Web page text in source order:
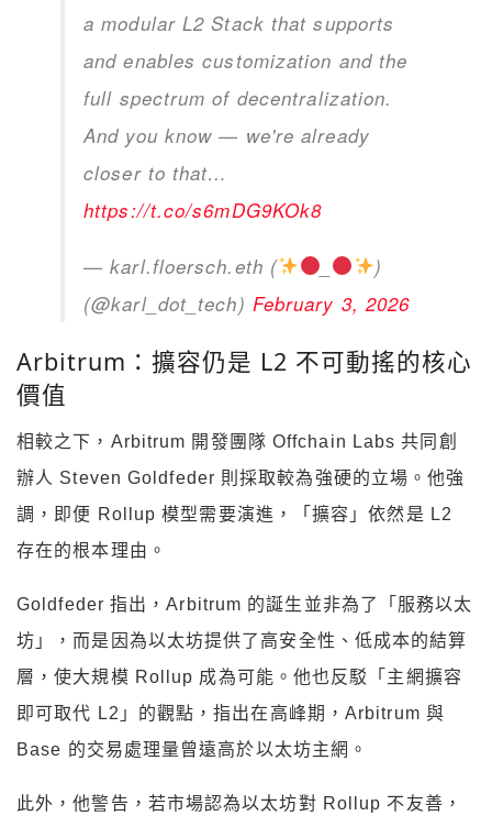
a modular L2 Stack that supports
and enables customization and the
full spectrum of decentralization.
And you know — we're already
closer to that…
https://t.co/s6mDG9KOk8
— karl.floersch.eth (
)
(@karl_dot_tech) February 3, 2026
Arbitrum：擴容仍是 L2 不可動搖的核心
價值
相較之下，Arbitrum 開發團隊 Offchain Labs 共同創
辦人 Steven Goldfeder 則採取較為強硬的立場。他強
調，即便 Rollup 模型需要演進，「擴容」依然是 L2
存在的根本理由。
Goldfeder 指出，Arbitrum 的誕生並非為了「服務以太
坊」，而是因為以太坊提供了高安全性、低成本的結算
層，使大規模 Rollup 成為可能。他也反駁「主網擴容
即可取代 L2」的觀點，指出在高峰期，Arbitrum 與
Base 的交易處理量曾遠高於以太坊主網。
此外，他警告，若市場認為以太坊對 Rollup 不友善，